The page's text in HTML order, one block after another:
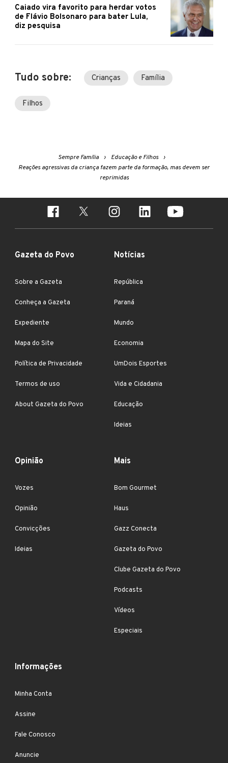
Caiado vira favorito para herdar votos
de Flávio Bolsonaro para bater Lula,
diz pesquisa
Tudo sobre: Crianças Família
Filhos
Sempre Família
Educação e Filhos
Reações agressivas da criança fazem parte da formação, mas devem ser
reprimidas
Gazeta do Povo
Sobre a Gazeta
Conheça a Gazeta
Expediente
Mapa do Site
Política de Privacidade
Termos de uso
About Gazeta do Povo
Notícias
República
Paraná
Mundo
Economia
UmDois Esportes
Vida e Cidadania
Educação
Ideias
Opinião
Vozes
Opinião
Convicções
Ideias
Mais
Bom Gourmet
Haus
Gazz Conecta
Gazeta do Povo
Clube Gazeta do Povo
Podcasts
Vídeos
Especiais
Informações
Minha Conta
Assine
Fale Conosco
Anuncie